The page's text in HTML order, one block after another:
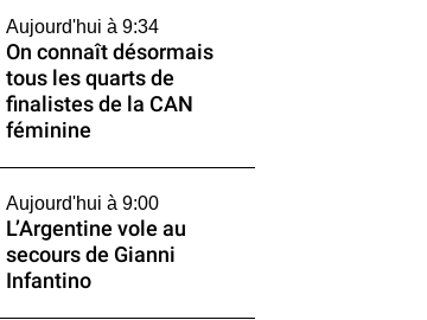
Aujourd'hui à 9:34
On connaît désormais
tous les quarts de
finalistes de la CAN
féminine
Aujourd'hui à 9:00
L’Argentine vole au
secours de Gianni
Infantino